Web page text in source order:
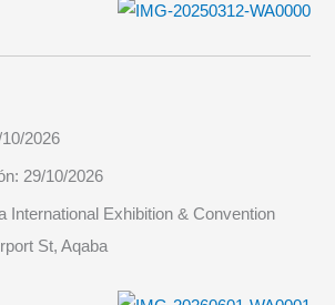
10/2026
29/10/2026
International Exhibition & Convention
St, Aqaba